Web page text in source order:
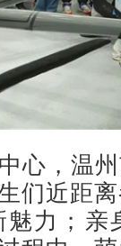
，温州
们近距
力；亲